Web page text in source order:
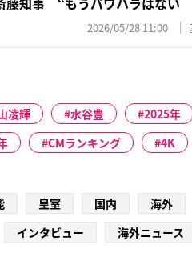
2026/05/28 11:00
凌輝 水谷豊 2025年
CMランキング 4K
皇室 国内 海外
インタビュー 海外ニュース